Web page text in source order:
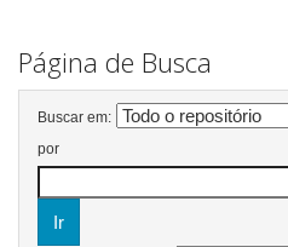
Página de Busca
Buscar em:
por